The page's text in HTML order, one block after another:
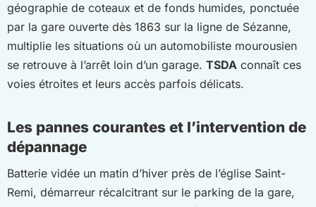
géographie de coteaux et de fonds humides, ponctuée
par la gare ouverte dès 1863 sur la ligne de Sézanne,
multiplie les situations où un automobiliste mourousien
se retrouve à l’arrêt loin d’un garage. TSDA connaît ces
voies étroites et leurs accès parfois délicats.
Les pannes courantes et l’intervention de
dépannage
Batterie vidée un matin d’hiver près de l’église Saint-
Remi, démarreur récalcitrant sur le parking de la gare,